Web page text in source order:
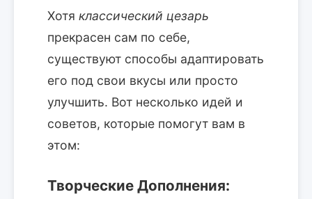
Хотя классический цезарь
прекрасен сам по себе,
существуют способы адаптировать
его под свои вкусы или просто
улучшить. Вот несколько идей и
советов, которые помогут вам в
этом:
Творческие Дополнения: